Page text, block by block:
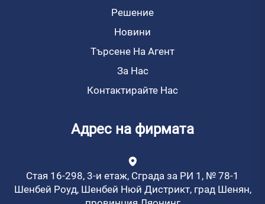
Решение
Новини
Търсене На Агент
За Нас
Контактирайте Нас
Адрес на фирмата
Стая 16-298, 3-и етаж, Сграда за РИ 1, № 78-1
Шенбей Роуд, Шенбей Нюй Дистрикт, град Шенян,